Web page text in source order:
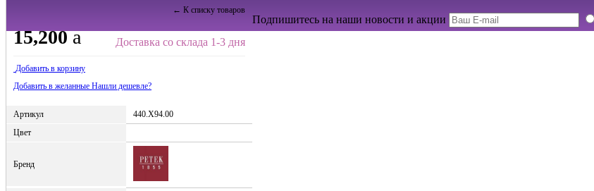
← К списку товаров
Доставка со склада 1-3 дня
15,200 a
Добавить в корзину
Добавить в желанные Нашли дешевле?
Артикул
440.X94.00
Цвет
Бренд
Подпишитесь на наши новости и акции